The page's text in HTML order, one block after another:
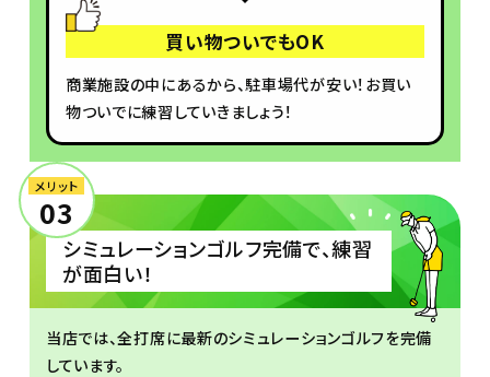
買い物ついでもOK
商業施設の中にあるから、駐車場代が安い！お買い
物ついでに練習していきましょう！
メリット
03
シミュレーションゴルフ完備で、練習
が面白い！
当店では、全打席に最新のシミュレーションゴルフを完備
しています。